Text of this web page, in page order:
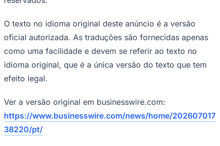
Santos
O texto no idioma original deste anúncio é a versão
oficial autorizada. As traduções são fornecidas apenas
como uma facilidade e devem se referir ao texto no
idioma original, que é a única versão do texto que tem
efeito legal.
Ver a versão original em businesswire.com:
https://www.businesswire.com/news/home/202607017
38220/pt/